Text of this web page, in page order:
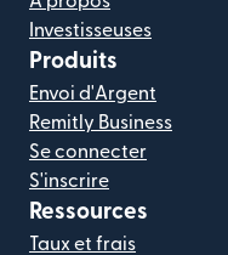
Investisseuses
Produits
Envoi d'Argent
Remitly Business
Se connecter
S'inscrire
Ressources
Taux et frais